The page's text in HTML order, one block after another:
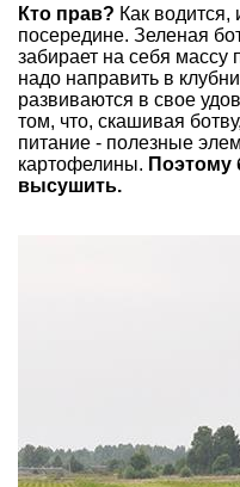
Кто прав? Как водится,
посередине. Зеленая
забирает на себя
надо направить в
развиваются в свое
том, что, скашивая
питание - полезные
картофелины. Поэтому
высушить.